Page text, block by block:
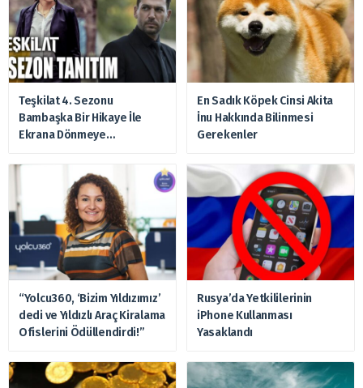
Teşkilat 4. Sezonu
Bambaşka Bir Hikaye İle
Ekrana Dönmeye
En Sadık Köpek Cinsi Akita
İnu Hakkında Bilinmesi
Gerekenler
“Yolcu360, ‘Bizim Yıldızımız’
dedi ve Yıldızlı Araç Kiralama
Ofislerini Ödüllendirdi!”
Rusya’da Yetkililerinin
iPhone Kullanması
Yasaklandı